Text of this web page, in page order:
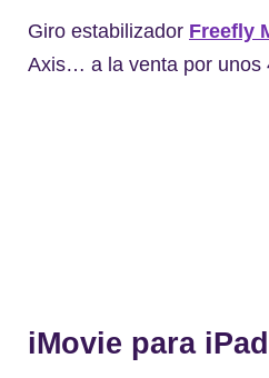
Giro estabilizador Freefly
Axis… a la venta por unos
iMovie para iPad